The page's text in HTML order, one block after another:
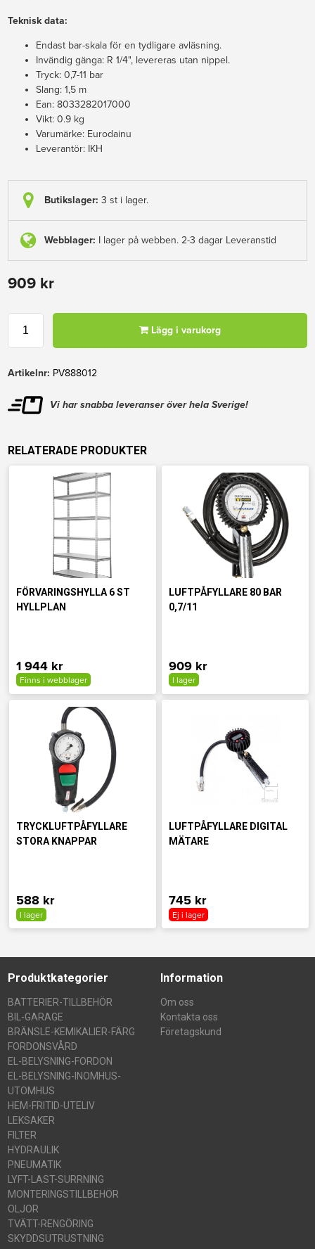
Teknisk data:
Endast bar-skala för en tydligare avläsning.
Invändig gänga: R 1/4", levereras utan nippel.
Tryck: 0,7-11 bar
Slang: 1,5 m
Ean: 8033282017000
Vikt: 0.9 kg
Varumärke: Eurodainu
Leverantör: IKH
Butikslager:3 st i lager.
Webblager: I lager på webben. 2-3 dagar Leveranstid
909 kr
Lägg i varukorg
Artikelnr: PV888012
Vi har snabba leveranser över hela Sverige!
RELATERADE PRODUKTER
FÖRVARINGSHYLLA 6 ST
HYLLPLAN
1 944 kr
Finns i webblager
LUFTPÅFYLLARE 80 BAR
0,7/11
909 kr
I lager
TRYCKLUFTPÅFYLLARE
STORA KNAPPAR
588 kr
I lager
LUFTPÅFYLLARE DIGITAL
MÄTARE
745 kr
Ej i lager
Produktkategorier
BATTERIER-TILLBEHÖR
BIL-GARAGE
BRÄNSLE-KEMIKALIER-FÄRG
FORDONSVÅRD
EL-BELYSNING-FORDON
EL-BELYSNING-INOMHUS-
UTOMHUS
HEM-FRITID-UTELIV
LEKSAKER
FILTER
HYDRAULIK
PNEUMATIK
LYFT-LAST-SURRNING
MONTERINGSTILLBEHÖR
OLJOR
TVÄTT-RENGÖRING
SKYDDSUTRUSTNING
Information
Om oss
Kontakta oss
Företagskund